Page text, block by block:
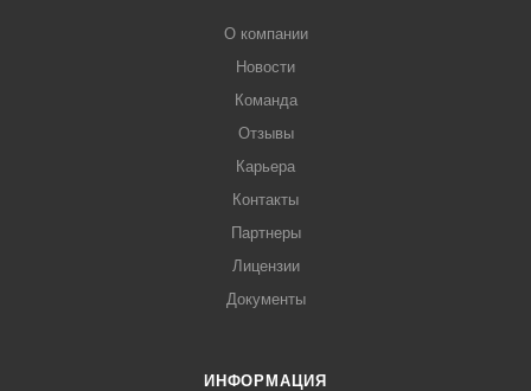
О компании
Новости
Команда
Отзывы
Карьера
Контакты
Партнеры
Лицензии
Документы
ИНФОРМАЦИЯ